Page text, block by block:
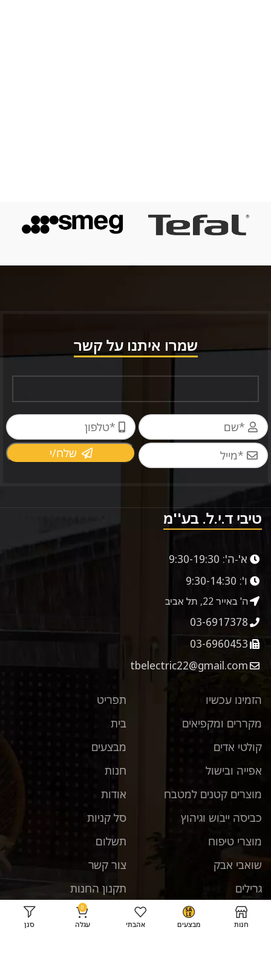
שמרו איתנו על קשר
שלח/י
טיבי ד.י.ל. בע''מ
א'-ה': 9:30-19:30
ו': 9:30-14:30
ה' באייר 22, תל אביב
03-6917378
03-6960453
tbelectric22@gmail.com
תפריט
בית
מבצעים
חנות
אודות
סל קניות
תשלום
צור קשר
תקנון החנות
הזמינו עכשיו
מקררים ומקפיאים
קולטי אדים
אפייה ובישול
מוצרים קטנים למטבח
כביסה ייבוש וגיהוץ
מוצרי טיפוח
שואבי אבק
גרילים
טלוויזיות
חנות מבצעים אהבתי
0
עגלה סנן